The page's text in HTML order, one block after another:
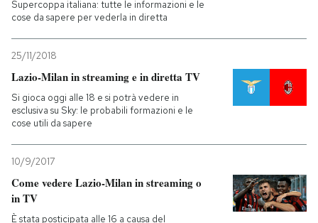
Supercoppa italiana: tutte le informazioni e le
cose da sapere per vederla in diretta
25/11/2018
Lazio-Milan in streaming e in diretta TV
Si gioca oggi alle 18 e si potrà vedere in
esclusiva su Sky: le probabili formazioni e le
cose utili da sapere
10/9/2017
Come vedere Lazio-Milan in streaming o
in TV
È stata posticipata alle 16 a causa del